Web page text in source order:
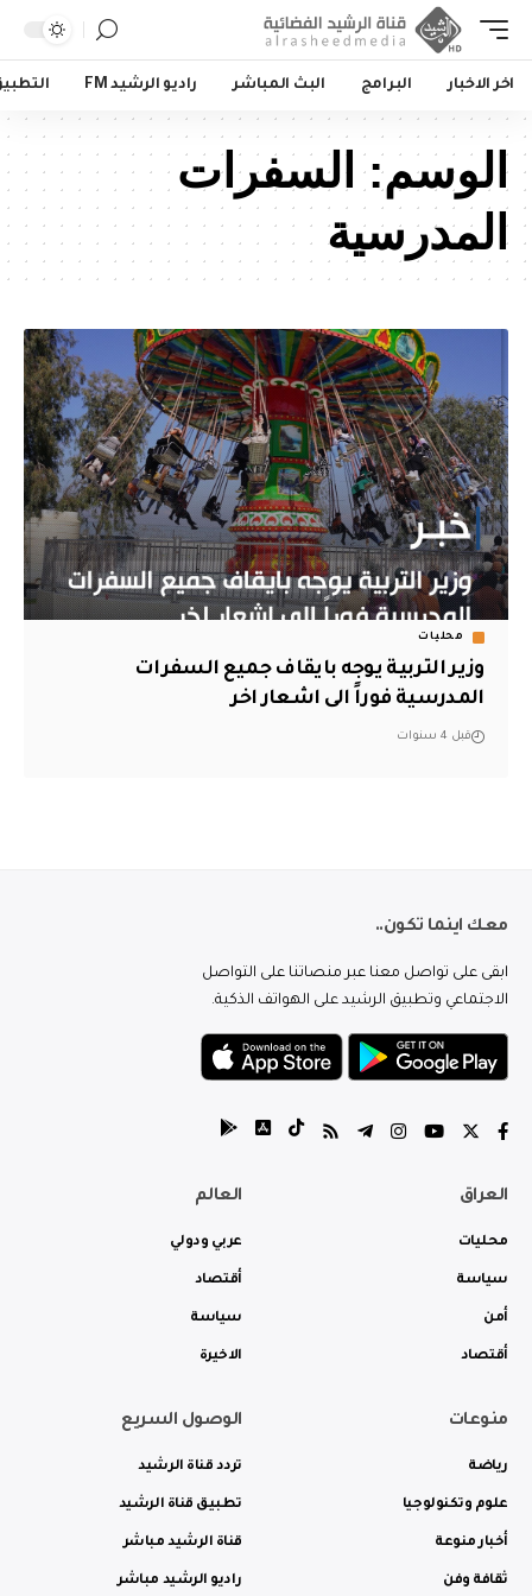
اخر الاخبار البرامج البث المباشر راديو الرشيد FM
الوسم: السفرات
المدرسية
محليات
وزير التربية يوجه بايقاف جميع السفرات
المدرسية فوراً الى اشعار اخر
قبل 4 سنوات
معك اينما تكون..
ابقى على تواصل معنا عبر منصاتنا على التواصل
الاجتماعي وتطبيق الرشيد على الهواتف الذكية.
العراق
محليات
سياسة
أمن
أقتصاد
العالم
عربي ودولي
أقتصاد
سياسة
الاخيرة
منوعات
رياضة
علوم وتكنولوجيا
أخبار منوعة
ثقافة وفن
الوصول السريع
تردد قناة الرشيد
تطبيق قناة الرشيد
قناة الرشيد مباشر
راديو الرشيد مباشر